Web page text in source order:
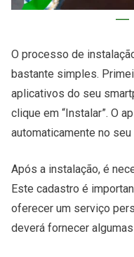
O processo de
bastante simples.
aplicativos do seu
clique em “Instalar”. O
automaticamente no
Após a instalação, é
Este cadastro é
oferecer um serviço
deverá fornecer